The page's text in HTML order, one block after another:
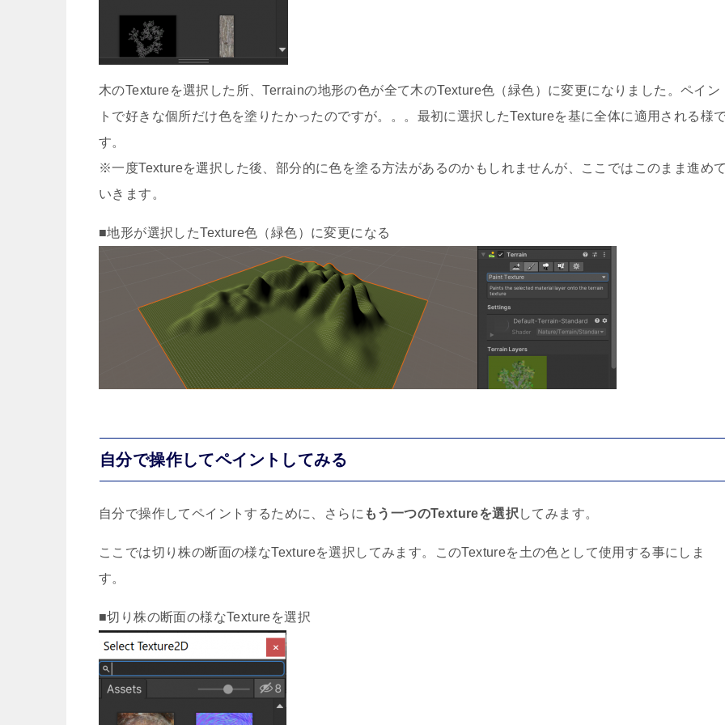
木のTextureを選択した所、Terrainの地形の色が全て木のTexture色（緑色）に変更になりました。ペイン
トで好きな個所だけ色を塗りたかったのですが。。。最初に選択したTextureを基に全体に適用される様
す。
※一度Textureを選択した後、部分的に色を塗る方法があるのかもしれませんが、ここではこのまま進め
いきます。
■地形が選択したTexture色（緑色）に変更になる
自分で操作してペイントしてみる
自分で操作してペイントするために、さらに もう一つのTextureを選択 してみます。
ここでは切り株の断面の様なTextureを選択してみます。このTextureを土の色として使用する事にしま
す。
■切り株の断面の様なTextureを選択